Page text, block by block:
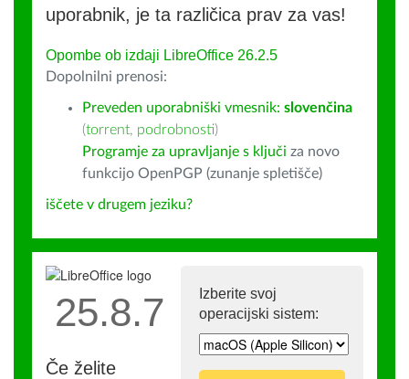
uporabnik, je ta različica prav za vas!
Opombe ob izdaji LibreOffice 26.2.5
Dopolnilni prenosi:
Preveden uporabniški vmesnik: slovenčina
(torrent, podrobnosti)
Programje za upravljanje s ključi za novo
funkcijo OpenPGP (zunanje spletišče)
iščete v drugem jeziku?
Izberite svoj
operacijski sistem:
25.8.7
Če želite